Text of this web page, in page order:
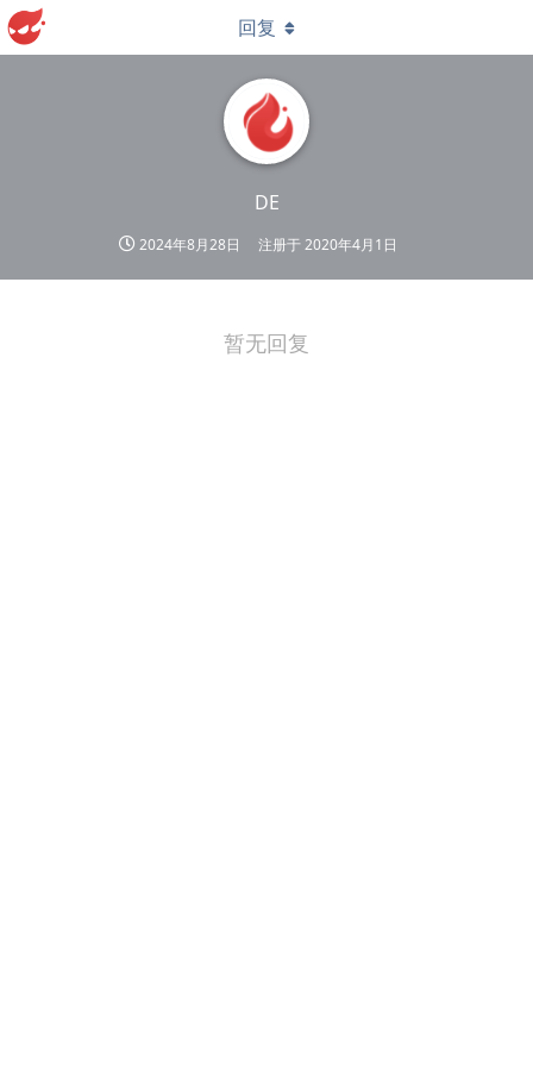
DE
2024年8月28日 注册于2020年4月1日
回复
暂无回复